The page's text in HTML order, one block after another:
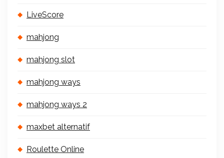
LiveScore
mahjong
mahjong slot
mahjong ways
mahjong ways 2
maxbet alternatif
Roulette Online